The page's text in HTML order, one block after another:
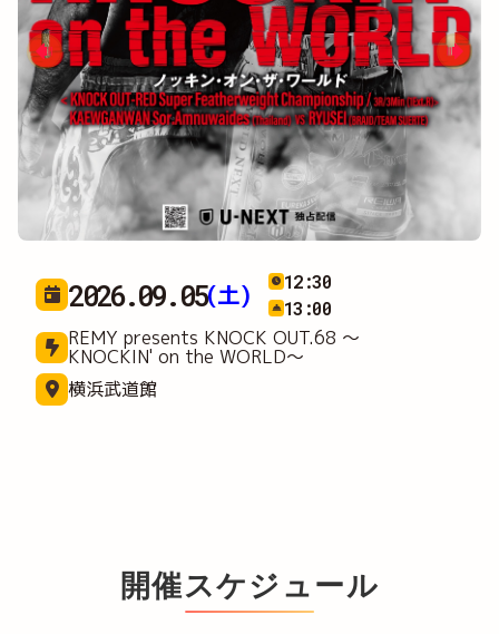
2026.09.05(土)
12:30
13:00
REMY presents KNOCK OUT.68 ～
KNOCKIN' on the WORLD～
横浜武道館
開催スケジュール